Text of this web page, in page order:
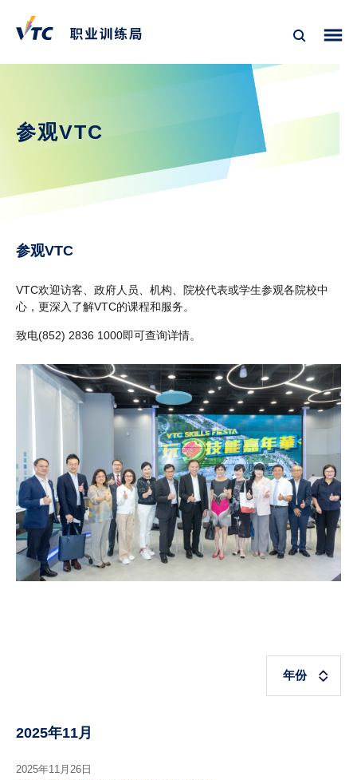
参观VTC
参观VTC
VTC欢迎访客、政府人员、机构、院校代表或学生参观各院校中
心，更深入了解VTC的课程和服务。
致电(852) 2836 1000即可查询详情。
2025年11月
2025年11月26日